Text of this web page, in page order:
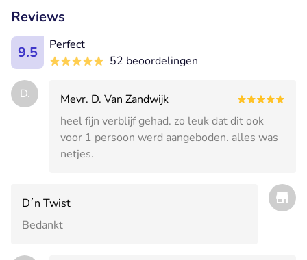
Reviews
9.5
Perfect
52 beoordelingen
D.
Mevr. D. Van Zandwijk
heel fijn verblijf gehad. zo leuk dat dit ook
voor 1 persoon werd aangeboden. alles was
netjes.
D´n Twist
Bedankt